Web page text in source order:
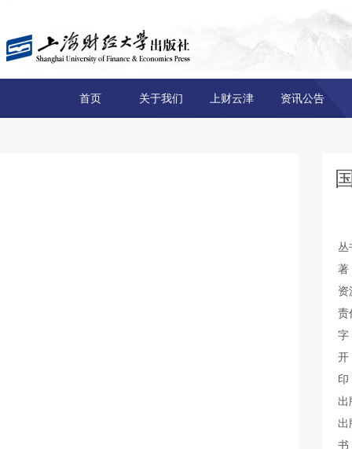
首页 关于我们 上财云津 资讯公告
丛
著
资
责
出
出